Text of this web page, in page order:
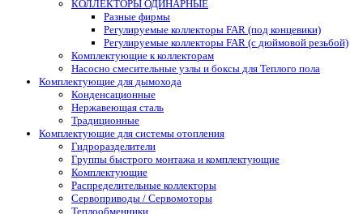
КОЛЛЕКТОРЫ ОДИНАРНЫЕ
Разные фирмы
Регулируемые коллекторы FAR (под концевики)
Регулируемые коллекторы FAR (с дюймовой резьбой)
Комплектующие к коллекторам
Насосно смесительные узлы и боксы для Теплого пола
Комплектующие для дымохода
Конденсационные
Нержавеющая сталь
Традиционные
Комплектующие для системы отопления
Гидроразделители
Группы быстрого монтажа и комплектующие
Комплектующие
Распределительные коллекторы
Сервоприводы / Сервомоторы
Теплообменники